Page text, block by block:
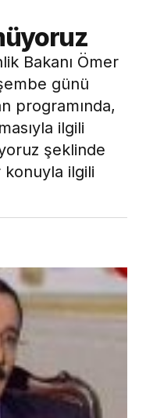
Bakanı Ömer
günü
programında,
ilgili
şeklinde
konuyla ilgili